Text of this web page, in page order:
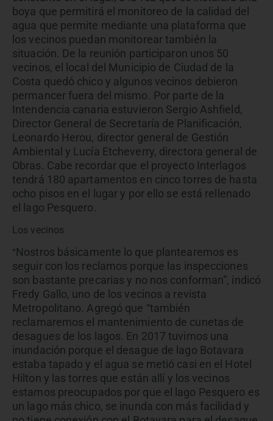
boya que permitirá el monitoreo de la calidad del
agua que permite mediante una plataforma que
los vecinos puedan monitorear también la
situación. De la reunión participaron unos 50
vecinos, el local del Municipio de Ciudad de la
Costa quedó chico y algunos vecinos debieron
permancer fuera del mismo. Por parte de la
Intendencia canaria estuvieron Sergio Ashfield,
Director General de Secretaría de Planificación,
Leonardo Herou, director general de Gestión
Ambiental y Lucía Etcheverry, directora general de
Obras. Cabe recordar que el proyecto Interlagos
tendrá 180 apartamentos en cinco torres de hasta
ocho pisos en el lugar y por ello se está rellenado
el lago Pesquero.
Los vecinos
“Nostros básicamente lo que plantearemos es
seguir con los reclamos porque las inspecciones
son bastante precarias y no nos conforman”, indicó
Fredy Gallo, uno de los vecinos a revista
Metropolitano. Agregó que “también
reclamaremos el mantenimiento de cunetas de
desagues de los lagos. En 2017 tuvimos una
inundación porque el desague de lago Botavara
estaba tapado y el agua se metió casi en el Hotel
Hilton y las torres que están allí y los vecinos
estamos preocupados por que el lago Pesquero es
un lago más chico, se inunda con más facilidad y